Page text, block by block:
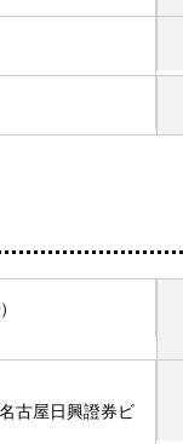
古屋日興證券ビ